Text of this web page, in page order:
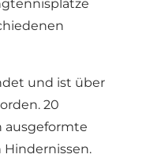
und ist über
20
ausgeformte